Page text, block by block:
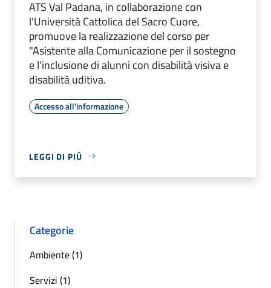
ATS Val Padana, in collaborazione con
l'Università Cattolica del Sacro Cuore,
promuove la realizzazione del corso per
"Asistente alla Comunicazione per il sostegno
e l'inclusione di alunni con disabilità visiva e
disabilità uditiva.
Accesso all'informazione
LEGGI DI PIÙ
Categorie
Ambiente (1)
Servizi (1)